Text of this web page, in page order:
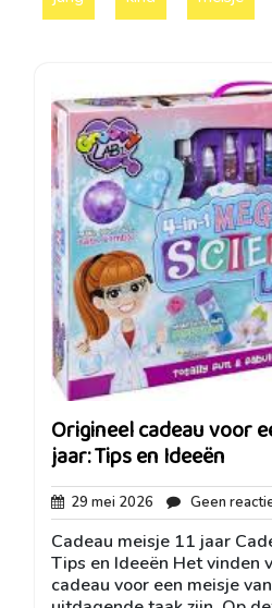
Origineel cadeau voor
jaar: Tips en Ideeën
29 mei 2026 29
mei
2026
Geen
Cadeau meisje 11 jaar
Tips en Ideeën Het vinden
cadeau voor een meisje